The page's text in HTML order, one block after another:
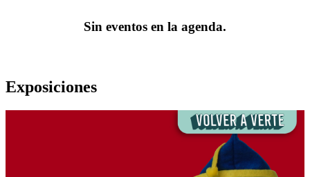
Sin eventos en la agenda.
Exposiciones